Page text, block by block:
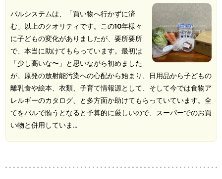
パルシステムは、「買い物へ行かずに済
む」以上のクオリティです。この10年様々
に子どもの変化がありましたが、要所要所
で、本当に助けてもらっています。最初は
「少し高いな〜」と思いながら初めました
が、原発の放射能汚染への心配から始まり、日用品から子どもの
離乳食や絵本、衣類、子育て情報源として、そして今では食物ア
レルギーのカタログ、と多方面か助けてもらっていています。全
てをパルで賄うとなると予算的に厳しいので、スーパーでのお買
い物と併用していま…